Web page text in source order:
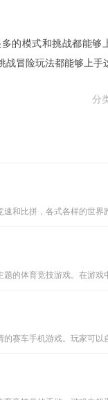
的模式和挑战都能
冒险玩法都能够上手
分